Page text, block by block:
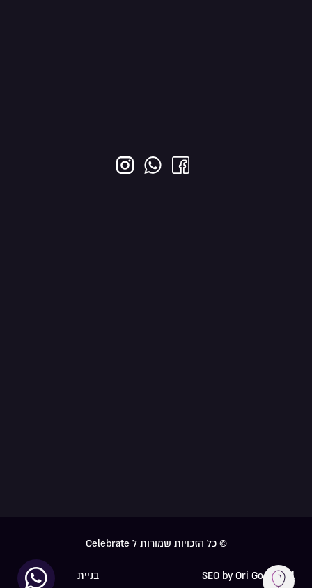
© כל הזכויות שמורות ל Celebrate
SEO by Ori Go Digital
בניית